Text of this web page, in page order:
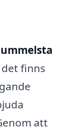
finns
att